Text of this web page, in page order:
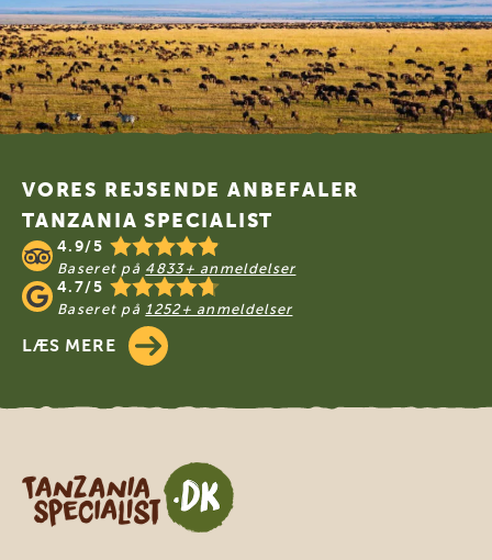
Footer
VORES REJSENDE ANBEFALER
TANZANIA SPECIALIST
4.9/5
Baseret på 4833+ anmeldelser
4.7/5
Baseret på 1252+ anmeldelser
LÆS MERE
Tanzania Specialist